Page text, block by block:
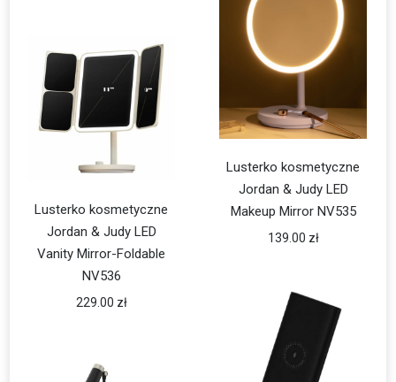
Lusterko kosmetyczne
Jordan & Judy LED
Makeup Mirror NV535
139.00 zł
Lusterko kosmetyczne
Jordan & Judy LED
Vanity Mirror-Foldable
NV536
229.00 zł